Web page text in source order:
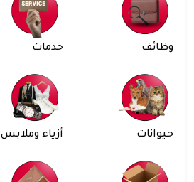
وظائف خدمات
حيوانات أزياء وملابس